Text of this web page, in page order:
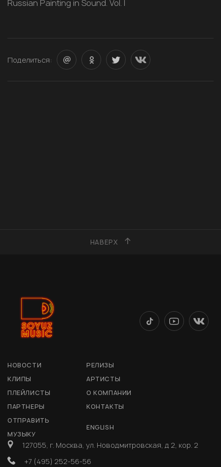
Russian Painting in Sound. Vol. I
Поделиться:
НАВЕРХ
НОВОСТИ
РЕЛИЗЫ
КЛИПЫ
АРТИСТЫ
ПЛЕЙЛИСТЫ
О КОМПАНИИ
ПАРТНЕРЫ
КОНТАКТЫ
ОТПРАВИТЬ
МУЗЫКУ
ENGLISH
127055, г. Москва, ул. Новодмитровская, д 2, кор. 2
+7 (495) 252-56-56